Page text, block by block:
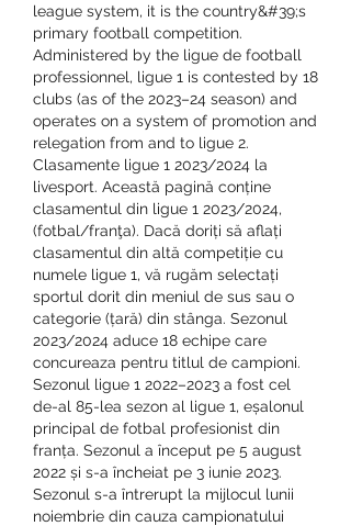
league system, it is the country&#39;s
primary football competition.
Administered by the ligue de football
professionnel, ligue 1 is contested by 18
clubs (as of the 2023–24 season) and
operates on a system of promotion and
relegation from and to ligue 2.
Clasamente ligue 1 2023/2024 la
livesport. Această pagină conține
clasamentul din ligue 1 2023/2024,
(fotbal/franţa). Dacă doriți să aflați
clasamentul din altă competiție cu
numele ligue 1, vă rugăm selectați
sportul dorit din meniul de sus sau o
categorie (țară) din stânga. Sezonul
2023/2024 aduce 18 echipe care
concureaza pentru titlul de campioni.
Sezonul ligue 1 2022–2023 a fost cel
de-al 85-lea sezon al ligue 1, eșalonul
principal de fotbal profesionist din
franța. Sezonul a început pe 5 august
2022 și s-a încheiat pe 3 iunie 2023.
Sezonul s-a întrerupt la mijlocul lunii
noiembrie din cauza campionatului